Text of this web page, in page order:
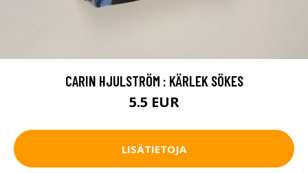
CARIN HJULSTRÖM : KÄRLEK SÖKES
5.5 EUR
LISÄTIETOJA